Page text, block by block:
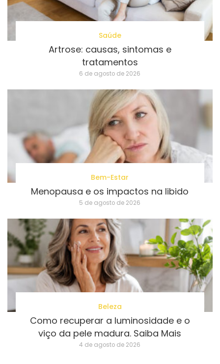
Saúde
Artrose: causas, sintomas e
tratamentos
6 de agosto de 2026
Bem-Estar
Menopausa e os impactos na libido
5 de agosto de 2026
Beleza
Como recuperar a luminosidade e o
viço da pele madura. Saiba Mais
4 de agosto de 2026